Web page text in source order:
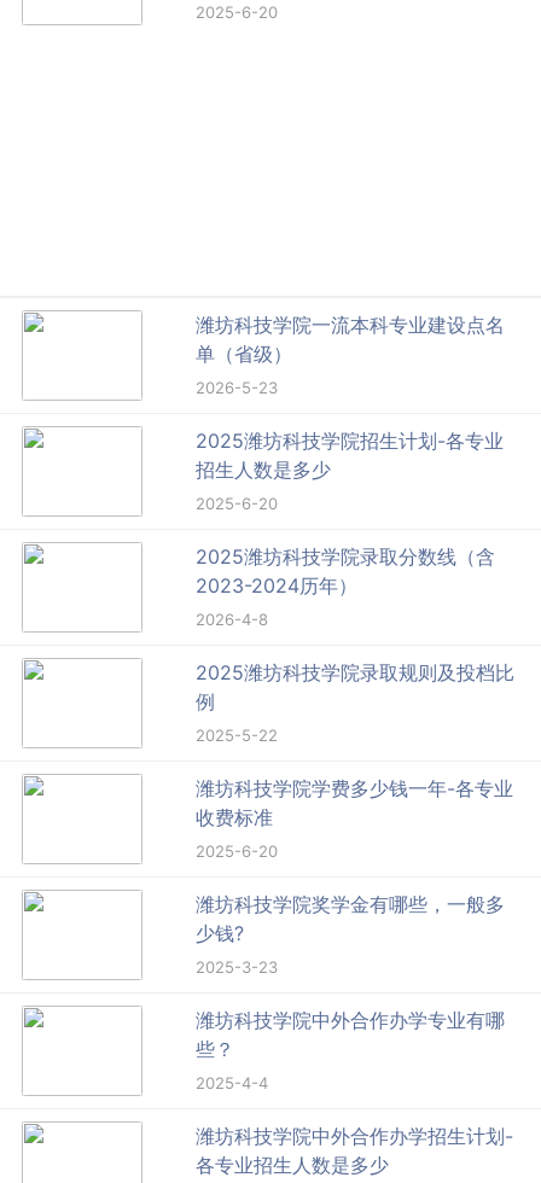
2025-6-20
潍坊科技学院一流本科专业建设点名
单（省级）
2026-5-23
2025潍坊科技学院招生计划-各专业
招生人数是多少
2025-6-20
2025潍坊科技学院录取分数线（含
2023-2024历年）
2026-4-8
2025潍坊科技学院录取规则及投档比
例
2025-5-22
潍坊科技学院学费多少钱一年-各专业
收费标准
2025-6-20
潍坊科技学院奖学金有哪些，一般多
少钱?
2025-3-23
潍坊科技学院中外合作办学专业有哪
些？
2025-4-4
潍坊科技学院中外合作办学招生计划-
各专业招生人数是多少